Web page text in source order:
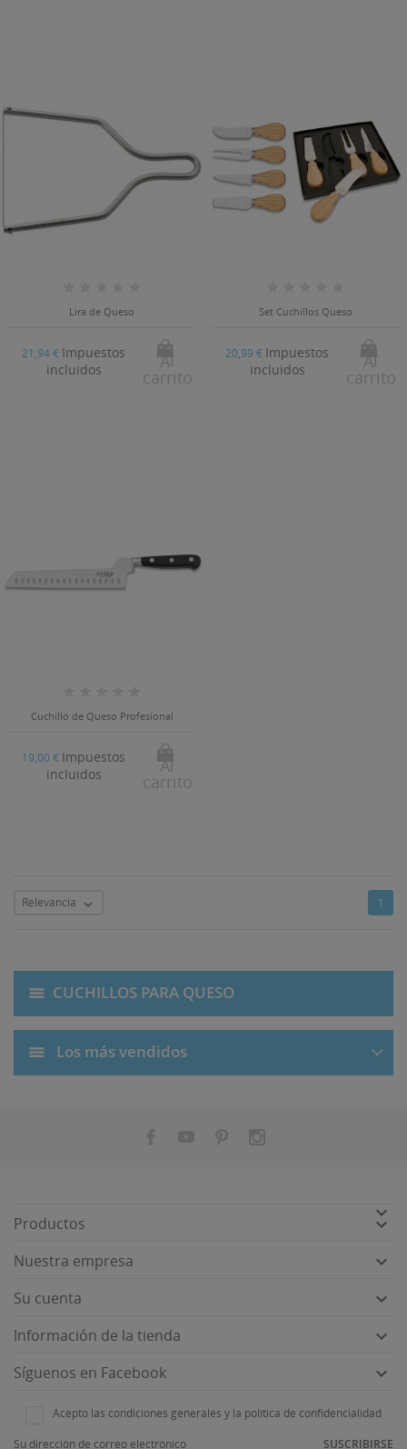
CUCHILLOS PARA QUESO
Los más vendidos
Lira de Queso
21,94 € Impuestos
incluidos
Al
carrito
Set Cuchillos Queso
20,99 € Impuestos
incluidos
Al
carrito
Cuchillo de Queso Profesional
19,00 € Impuestos
incluidos
Al
carrito
Relevancia  1

Productos 
Nuestra empresa 
Su cuenta 
Información de la tienda 
Síguenos en Facebook 
MI LISTA DE DESEOS
Crear nueva lista
((MODALTITLE))
((CANCELTEXT)) ((MODALDELETETEXT))
((CANCELTEXT)) ((CREATETEXT))
INICIAR SESIÓN
Acepto las condiciones generales y la política de confidencialidad
SUSCRIBIRSE